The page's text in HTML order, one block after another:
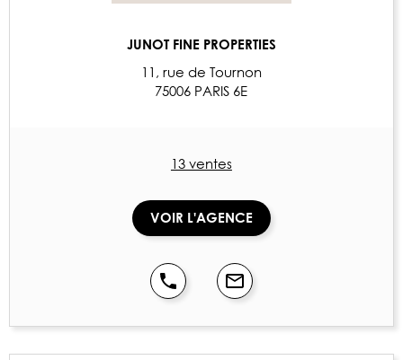
JUNOT FINE PROPERTIES
11, rue de Tournon
75006 PARIS 6E
13 ventes
VOIR L'AGENCE